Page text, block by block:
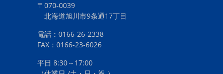
〒070-0039
北海道旭川市9条通17丁目
電話：0166-26-2338
FAX：0166-23-6026
平日 8:30～17:00